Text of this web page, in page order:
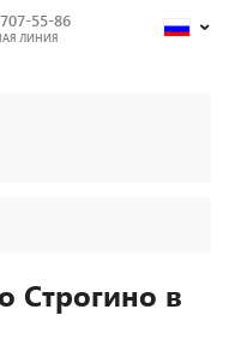
55-86
ЛИНИЯ
Строгино в